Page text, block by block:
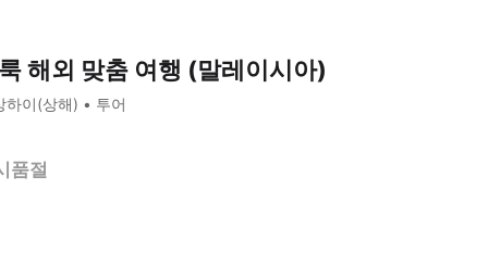
해외 맞춤 여행 (말레이시아)
하이(상해) 투어
품절